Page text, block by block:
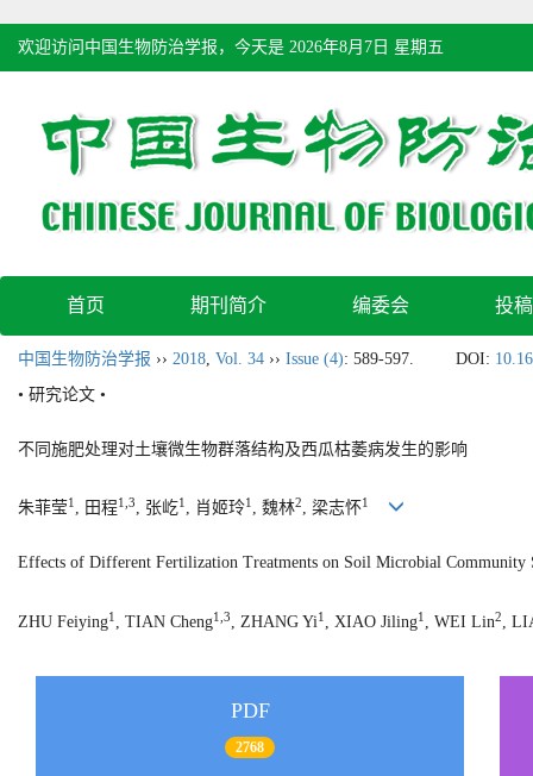
欢迎访问中国生物防治学报，今天是 2026年8月7日 星期五
首页 期刊简介 编委会 投
中国生物防治学报 ›› 2018, Vol. 34 ›› Issue (4): 589-597. DOI:
• 研究论文 •
不同施肥处理对土壤微生物群落结构及西瓜枯萎病发生的影响
朱菲莹1 , 田程1,3, 张屹1 , 肖姬玲1 , 魏林2, 梁志怀1
Effects of Different Fertilization Treatments on Soil Microbial Community
ZHU Feiying1 , TIAN Cheng1,3 , ZHANG Yi1 , XIAO Jiling1 , WEI Lin2 ,
PDF
2768